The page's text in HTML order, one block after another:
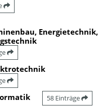
Energietechnik,
58 Einträge